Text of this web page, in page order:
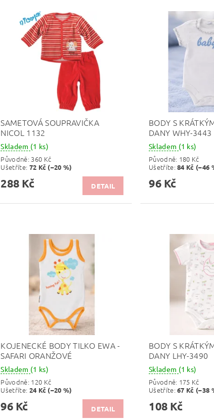
SAMETOVÁ SOUPRAVIČKA
NICOL 1132
Skladem (1 ks)
Původně: 360 Kč
Ušetříte: 72 Kč (–20 %)
288 Kč DETAIL
BODY S
DANY WHY-3443
Skladem (1 ks)
Původně: 180 Kč
Ušetříte:84 Kč (–46
96 Kč
KOJENECKÉ BODY TILKO EWA -
SAFARI ORANŽOVÉ
Skladem (1 ks)
Původně: 120 Kč
Ušetříte: 24 Kč (–20 %)
96 Kč DETAIL
BODY S
DANY LHY-3490
Skladem (1 ks)
Původně: 175 Kč
Ušetříte:67 Kč (–38
108 Kč